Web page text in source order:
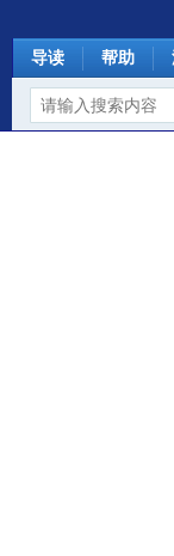
导读 帮助